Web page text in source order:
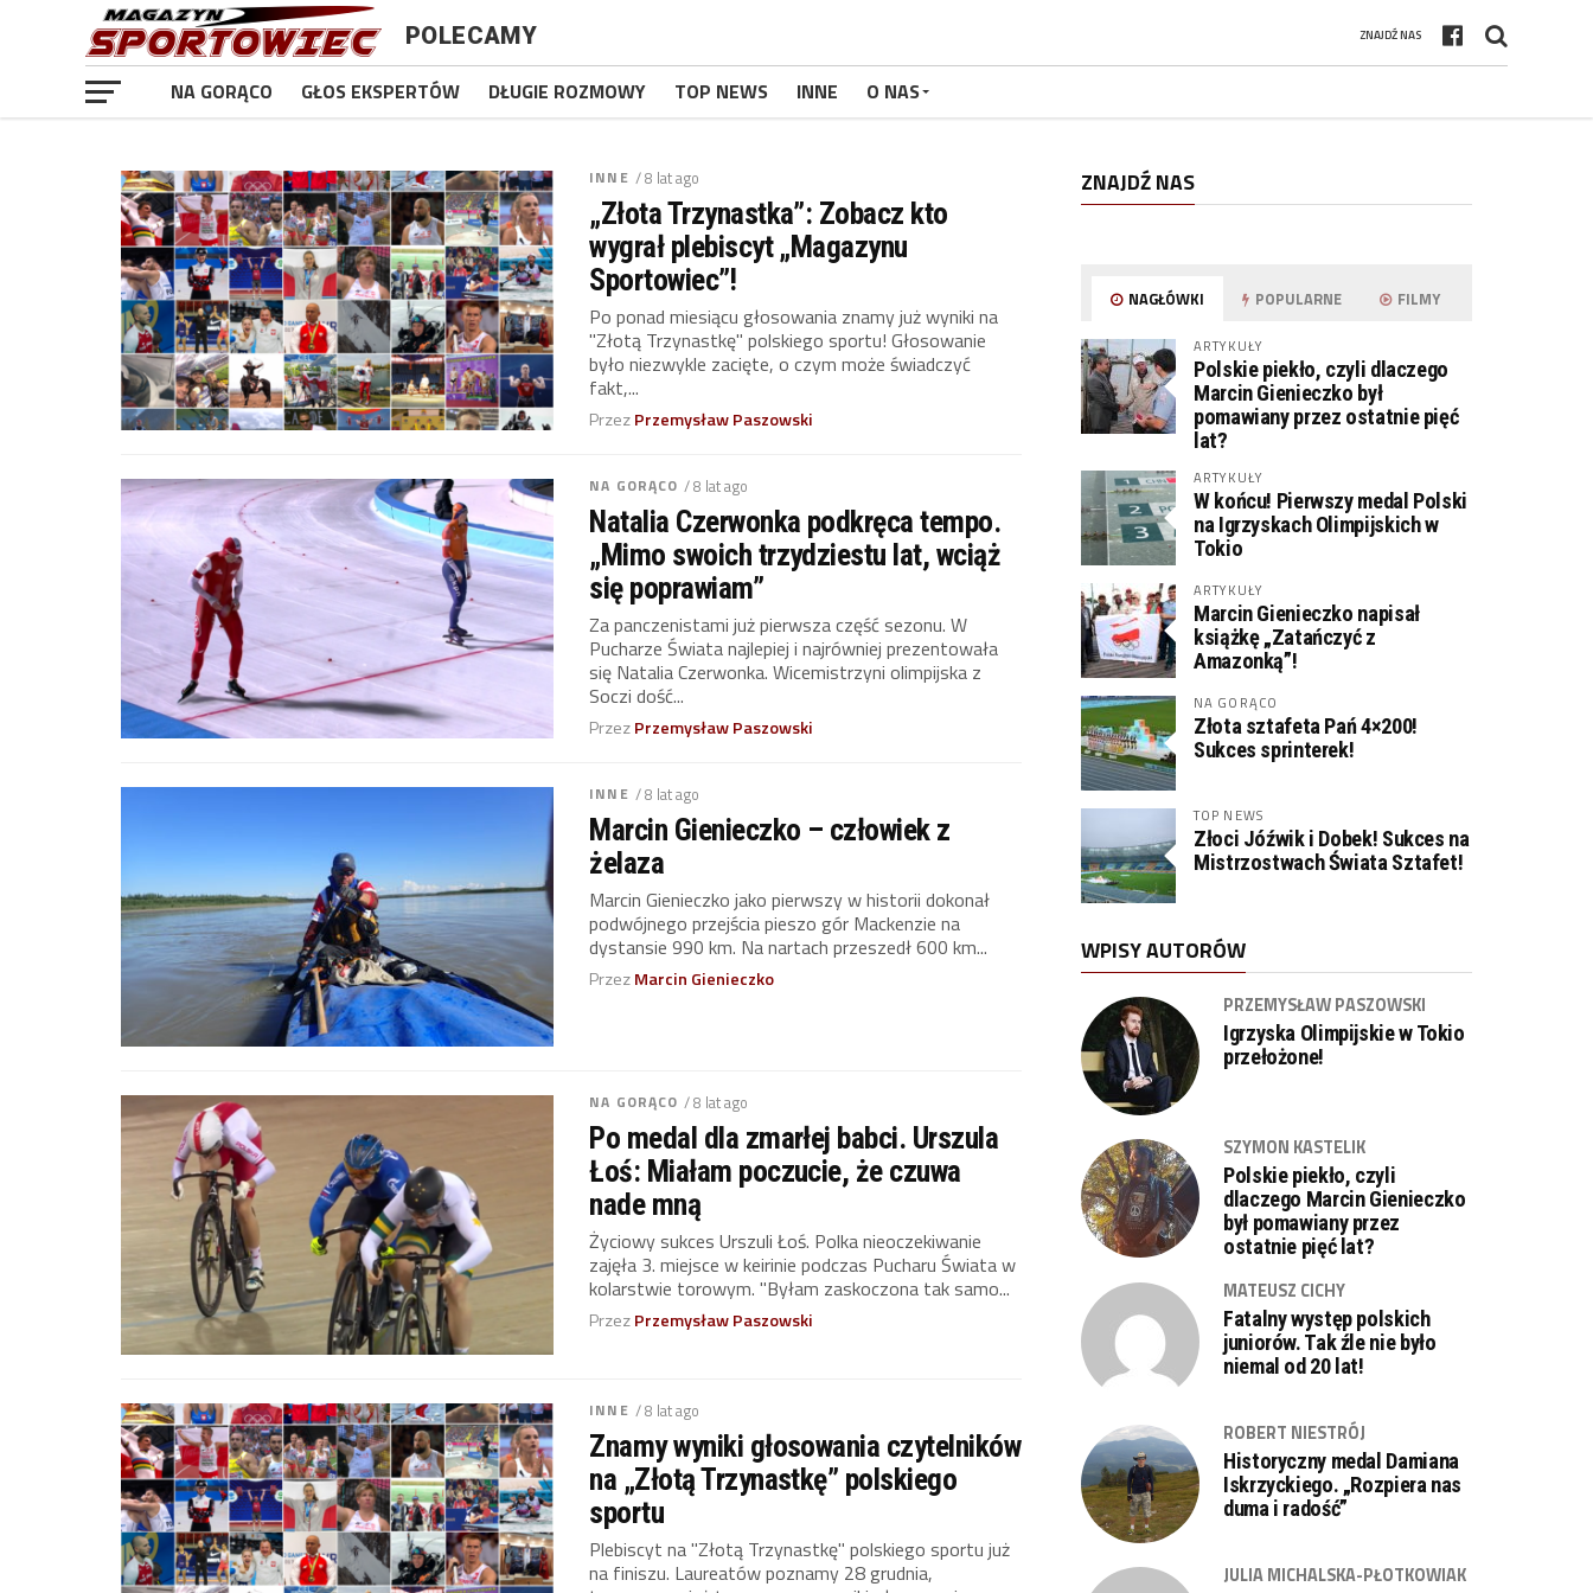
POLECAMY ZNAJDŹ NAS
NA GORĄCO GŁOS EKSPERTÓW DŁUGIE ROZMOWY TOP NEWS INNE O NAS
INNE / 8 lat ago
„Złota Trzynastka”: Zobacz kto
wygrał plebiscyt „Magazynu
Sportowiec”!
Po ponad miesiącu głosowania znamy już wyniki na
"Złotą Trzynastkę" polskiego sportu! Głosowanie
było niezwykle zacięte, o czym może świadczyć
fakt,...
PrzezPrzemysław Paszowski
NA GORĄCO / 8 lat ago
Natalia Czerwonka podkręca tempo.
„Mimo swoich trzydziestu lat, wciąż
się poprawiam”
Za panczenistami już pierwsza część sezonu. W
Pucharze Świata najlepiej i najrówniej prezentowała
się Natalia Czerwonka. Wicemistrzyni olimpijska z
Soczi dość...
PrzezPrzemysław Paszowski
INNE / 8 lat ago
Marcin Gienieczko – człowiek z
żelaza
Marcin Gienieczko jako pierwszy w historii dokonał
podwójnego przejścia pieszo gór Mackenzie na
dystansie 990 km. Na nartach przeszedł 600 km...
PrzezMarcin Gienieczko
NA GORĄCO / 8 lat ago
Po medal dla zmarłej babci. Urszula
Łoś: Miałam poczucie, że czuwa
nade mną
Życiowy sukces Urszuli Łoś. Polka nieoczekiwanie
zajęła 3. miejsce w keirinie podczas Pucharu Świata w
kolarstwie torowym. "Byłam zaskoczona tak samo...
PrzezPrzemysław Paszowski
INNE / 8 lat ago
Znamy wyniki głosowania czytelników
na „Złotą Trzynastkę” polskiego
sportu
Plebiscyt na "Złotą Trzynastkę" polskiego sportu już
na finiszu. Laureatów poznamy 28 grudnia,
ZNAJDŹ NAS
NAGŁÓWKI POPULARNE FILMY
ARTYKUŁY
Polskie piekło, czyli dlaczego
Marcin Gienieczko był
pomawiany przez ostatnie pięć
lat?
ARTYKUŁY
W końcu! Pierwszy medal Polski
na Igrzyskach Olimpijskich w
Tokio
ARTYKUŁY
Marcin Gienieczko napisał
książkę „Zatańczyć z
Amazonką”!
NA GORĄCO
Złota sztafeta Pań 4×200!
Sukces sprinterek!
TOP NEWS
Złoci Jóźwik i Dobek! Sukces na
Mistrzostwach Świata Sztafet!
WPISY AUTORÓW
PRZEMYSŁAW PASZOWSKI
Igrzyska Olimpijskie w Tokio
przełożone!
SZYMON KASTELIK
Polskie piekło, czyli
dlaczego Marcin Gienieczko
był pomawiany przez
ostatnie pięć lat?
MATEUSZ CICHY
Fatalny występ polskich
juniorów. Tak źle nie było
niemal od 20 lat!
ROBERT NIESTRÓJ
Historyczny medal Damiana
Iskrzyckiego. „Rozpiera nas
duma i radość”
JULIA MICHALSKA-PŁOTKOWIAK